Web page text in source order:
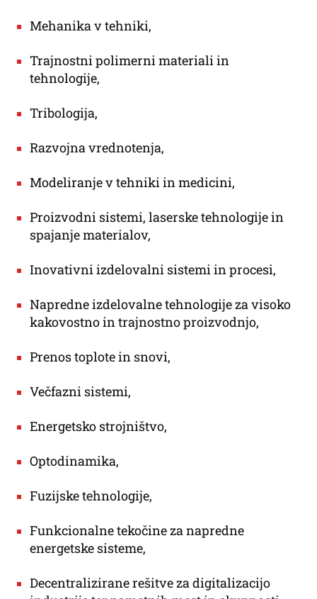
Mehanika v tehniki,
Trajnostni polimerni materiali in
tehnologije,
Tribologija,
Razvojna vrednotenja,
Modeliranje v tehniki in medicini,
Proizvodni sistemi, laserske tehnologije in
spajanje materialov,
Inovativni izdelovalni sistemi in procesi,
Napredne izdelovalne tehnologije za visoko
kakovostno in trajnostno proizvodnjo,
Prenos toplote in snovi,
Večfazni sistemi,
Energetsko strojništvo,
Optodinamika,
Fuzijske tehnologije,
Funkcionalne tekočine za napredne
energetske sisteme,
Decentralizirane rešitve za digitalizacijo